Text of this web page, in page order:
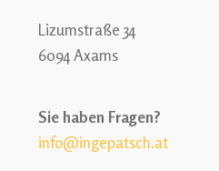
Lizumstraße 34
6094 Axams
Sie haben Fragen?
info@ingepatsch.at